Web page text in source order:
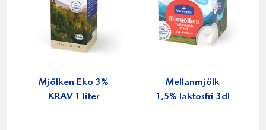
Mjölken Eko 3%
KRAV 1 liter
Mellanmjölk
1,5% laktosfri 3dl